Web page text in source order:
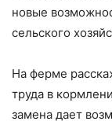
новые
сельского
На ферме
труда в
замена дает